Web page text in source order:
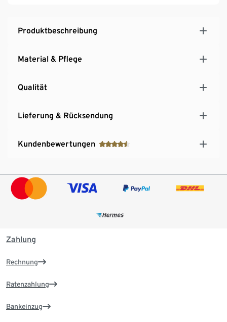
Produktbeschreibung
Material & Pflege
Qualität
Lieferung & Rücksendung
Kundenbewertungen
Zahlung
Rechnung
Ratenzahlung
Bankeinzug